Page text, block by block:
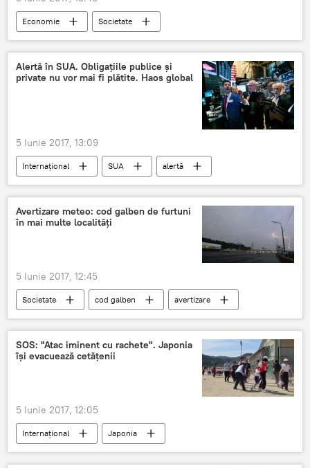
Economie
Societate
republica Moldova
Inspecție
ANSA
România
Alertă în SUA. Obligațiile publice și
private nu vor mai fi plătite. Haos global
5 Iunie 2017, 13:09
Internaţional SUA alertă
Avertizare meteo: cod galben de furtuni
în mai multe localităţi
5 Iunie 2017, 12:45
Societate cod galben
avertizare
Fulger
localități
furtuni
Prognoza meteo în România
SOS: "Atac iminent cu rachete". Japonia
își evacuează cetățenii
5 Iunie 2017, 12:05
Internaţional
Japonia
Coreea de Nord
Rachete Evacuare